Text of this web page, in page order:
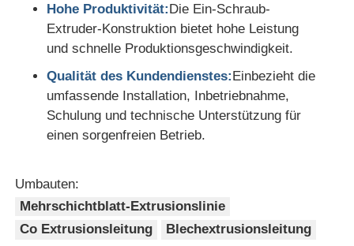
Hohe Produktivität:Die Ein-Schraub-
Extruder-Konstruktion bietet hohe Leistung
und schnelle Produktionsgeschwindigkeit.
Qualität des Kundendienstes:Einbezieht die
umfassende Installation, Inbetriebnahme,
Schulung und technische Unterstützung für
einen sorgenfreien Betrieb.
Umbauten:
Mehrschichtblatt-Extrusionslinie
Co Extrusionsleitung
Blechextrusionsleitung